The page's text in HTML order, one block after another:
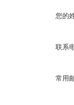
您的
联系
常用